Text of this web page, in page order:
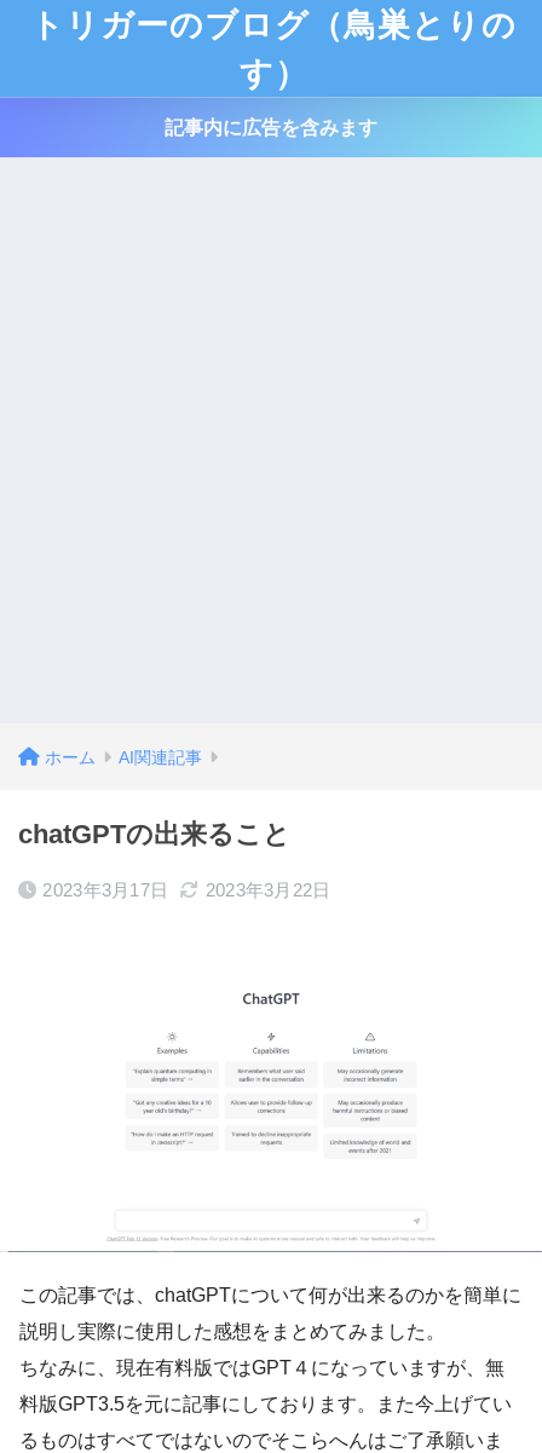
トリガーのブログ（鳥巣とりの
す）
記事内に広告を含みます
ホーム AI関連記事
chatGPTの出来ること
2023年3月17日 2023年3月22日
この記事では、chatGPTについて何が出来るのかを簡単に
説明し実際に使用した感想をまとめてみました。
ちなみに、現在有料版ではGPT４になっていますが、無
料版GPT3.5を元に記事にしております。また今上げてい
るものはすべてではないのでそこらへんはご了承願いま